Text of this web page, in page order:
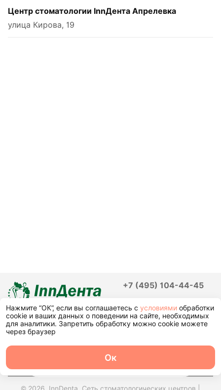
Центр стоматологии InnДента Апрелевка
улица Кирова, 19
+7 (495) 104-44-45
Нажмите “ОК”, если вы соглашаетесь с условиями обработки
cookie и ваших данных о поведении на сайте, необходимых
для аналитики. Запретить обработку можно cookie можете
через браузер
Ок